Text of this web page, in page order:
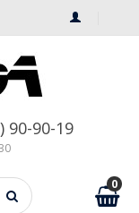
90-90-19
0